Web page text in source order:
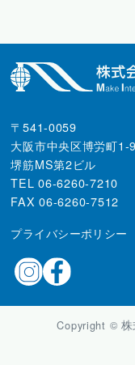
〒541-0059
大阪市中央区博労町1-
堺筋MS第2ビル
TEL 06-6260-7210
FAX 06-6260-7512
プライバシーポリシー
Copyright ©